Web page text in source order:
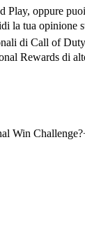
Play, oppure
la tua opinione
di Call of
Rewards di
Win Challenge?